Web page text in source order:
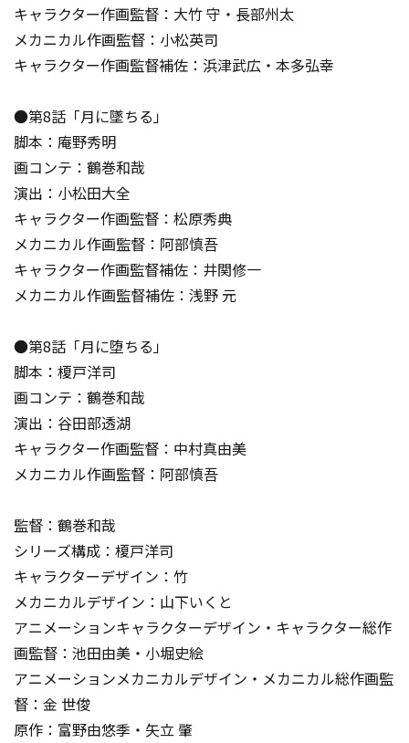
キャラクター作画監督：大竹 守・長部州太
メカニカル作画監督：小松英司
キャラクター作画監督補佐：浜津武広・本多弘幸
●第8話「月に墜ちる」
脚本：庵野秀明
画コンテ：鶴巻和哉
演出：小松田大全
キャラクター作画監督：松原秀典
メカニカル作画監督：阿部慎吾
キャラクター作画監督補佐：井関修一
メカニカル作画監督補佐：浅野 元
●第8話「月に堕ちる」
脚本：榎戸洋司
画コンテ：鶴巻和哉
演出：谷田部透湖
キャラクター作画監督：中村真由美
メカニカル作画監督：阿部慎吾
監督：鶴巻和哉
シリーズ構成：榎戸洋司
キャラクターデザイン：竹
メカニカルデザイン：山下いくと
アニメーションキャラクターデザイン・キャラクター総作
画監督：池田由美・小堀史絵
アニメーションメカニカルデザイン・メカニカル総作画監
督：金 世俊
原作：富野由悠季・矢立 肇